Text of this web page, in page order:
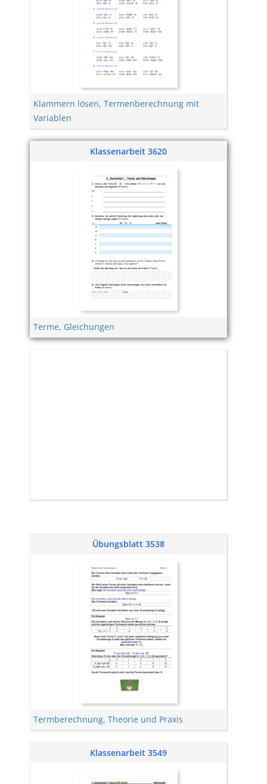
Klammern lösen, Termenberechnung mit
Variablen
Klassenarbeit 3620
Terme, Gleichungen
Übungsblatt 3538
Termberechnung, Theorie und Praxis
Klassenarbeit 3549